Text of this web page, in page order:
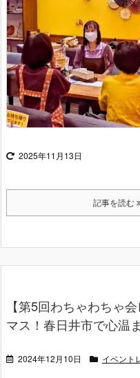
2025年11月13日
記事を読む
【第5回わちゃわちゃ
マス！春日井市で心温
2024年12月10日 イベント